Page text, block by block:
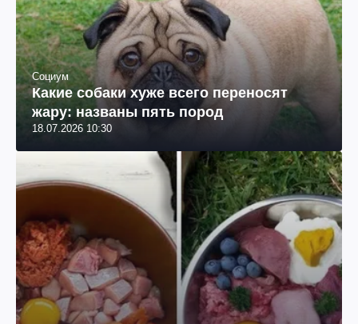
Социум
Какие собаки хуже всего переносят
жару: названы пять пород
18.07.2026 10:30